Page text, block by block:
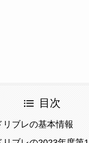
目次
リブレの基本情報